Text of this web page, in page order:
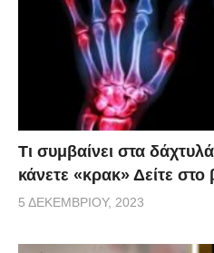
Τι συμβαίνει στα
κάνετε «κρακ» Δείτε στο
5 ΔΕΚΕΜΒΡΊΟΥ, 2023